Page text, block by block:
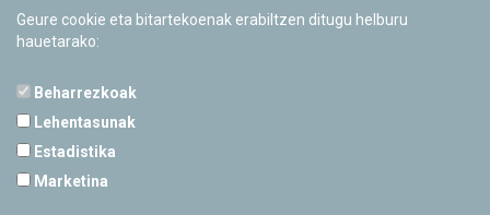
Geure cookie eta bitartekoenak erabiltzen ditugu helburu
hauetarako:
Beharrezkoak
Lehentasunak
Estadistika
Marketina